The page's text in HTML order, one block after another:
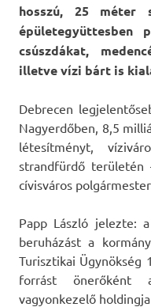
hosszú, 25 méter
épületegyüttesben
csúszdákat,
illetve vízi bárt is
Debrecen
Nagyerdőben, 8,5
létesítményt,
strandfürdő
cívisváros
Papp László jelezte:
beruházást a
Turisztikai Ügynökség
forrást önerőként
vagyonkezelő